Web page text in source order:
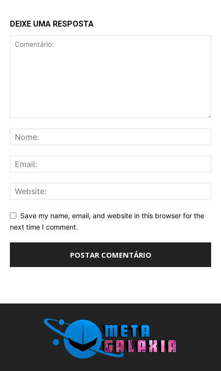
DEIXE UMA RESPOSTA
Save my name, email, and website in this browser for the
next time I comment.